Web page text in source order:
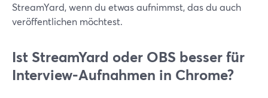
StreamYard, wenn du etwas aufnimmst, das du auch
veröffentlichen möchtest.
Ist StreamYard oder OBS besser für
Interview-Aufnahmen in Chrome?